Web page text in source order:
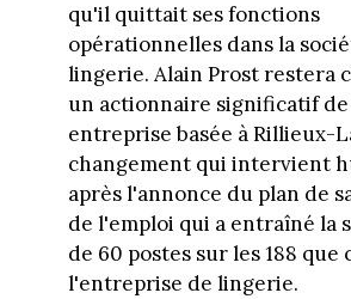
qu'il quittait ses fonctions
opérationnelles dans la
lingerie. Alain Prost restera
un actionnaire significatif
entreprise basée à Rillieux-
changement qui intervient
après l'annonce du plan de
de l'emploi qui a entraîné la
de 60 postes sur les 188 que
l'entreprise de lingerie.